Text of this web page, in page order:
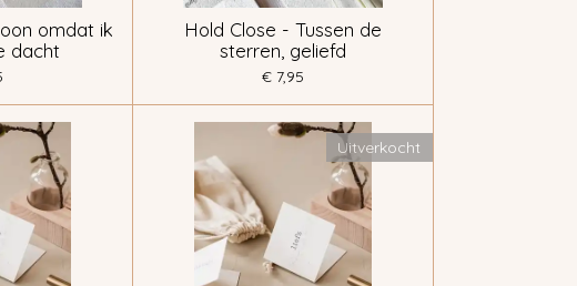
omdat ik
dacht
Hold Close - Tussen de
sterren, geliefd
€ 7,95
Uitverkocht